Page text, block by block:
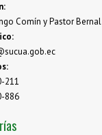
Comín y Pastor Bernal
211
886